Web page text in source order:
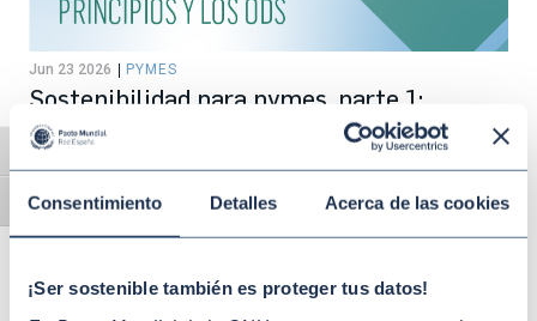
Consentimiento Detalles Acerca de las cookies
¡Ser sostenible también es proteger tus datos!
Alternar tamaño de letra
Jun 23 2026 PYMES
Sostenibilidad para pymes, parte 1:
Conoce los Diez Principios y los ODS